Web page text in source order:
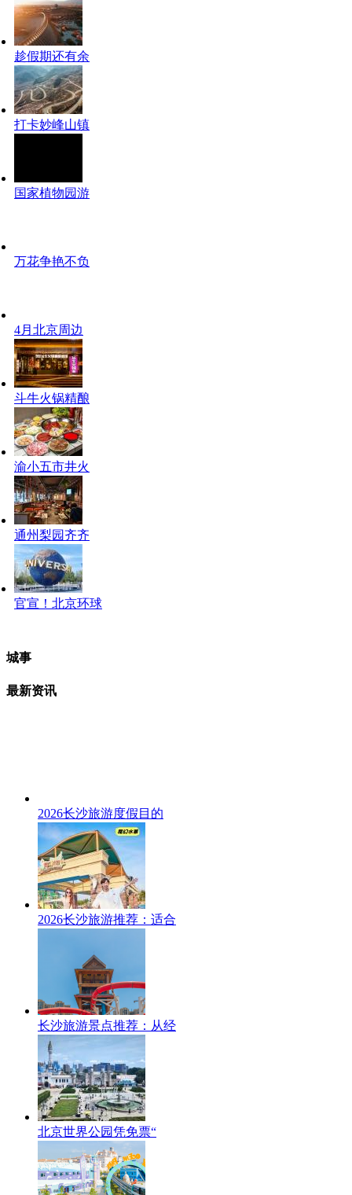
趁假期还有余
打卡妙峰山镇
国家植物园游
万花争艳不负
4月北京周边
斗牛火锅精酿
渝小五市井火
通州梨园齐齐
官宣！北京环球
城事
最新资讯
2026长沙旅游度假目的
2026长沙旅游推荐：适合
长沙旅游景点推荐：从经
北京世界公园凭免票“